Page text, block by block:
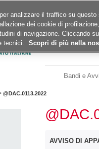
AA A
Bandi e
@DAC.0113.2022
AVVISO DI
analizzare il traffico su
dei cookie di
di navigazione. Cliccando
tecnici.
Scopri di più nella